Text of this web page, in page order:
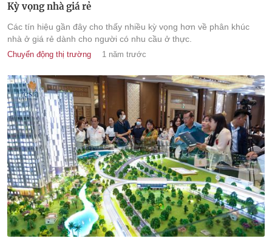
Kỳ vọng nhà giá rẻ
Các tín hiệu gần đây cho thấy nhiều kỳ vọng hơn về phân khúc
nhà ở giá rẻ dành cho người có nhu cầu ở thực.
Chuyển động thị trường 1 năm trước